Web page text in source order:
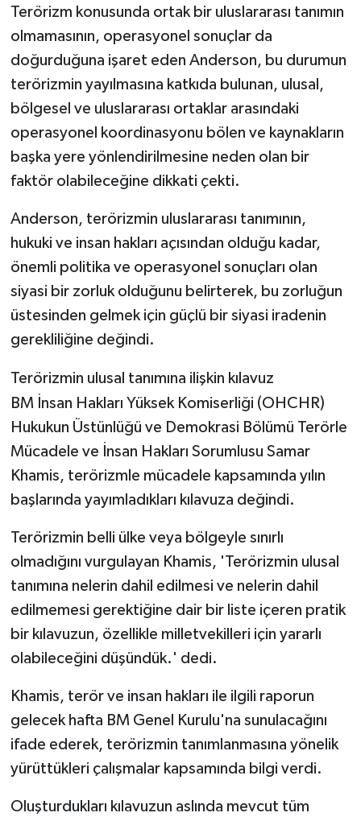
Terörizm konusunda ortak bir uluslararası tanımın
olmamasının, operasyonel sonuçlar da
doğurduğuna işaret eden Anderson, bu durumun
terörizmin yayılmasına katkıda bulunan, ulusal,
bölgesel ve uluslararası ortaklar arasındaki
operasyonel koordinasyonu bölen ve kaynakların
başka yere yönlendirilmesine neden olan bir
faktör olabileceğine dikkati çekti.
Anderson, terörizmin uluslararası tanımının,
hukuki ve insan hakları açısından olduğu kadar,
önemli politika ve operasyonel sonuçları olan
siyasi bir zorluk olduğunu belirterek, bu zorluğun
üstesinden gelmek için güçlü bir siyasi iradenin
gerekliliğine değindi.
Terörizmin ulusal tanımına ilişkin kılavuz
BM İnsan Hakları Yüksek Komiserliği (OHCHR)
Hukukun Üstünlüğü ve Demokrasi Bölümü Terörle
Mücadele ve İnsan Hakları Sorumlusu Samar
Khamis, terörizmle mücadele kapsamında yılın
başlarında yayımladıkları kılavuza değindi.
Terörizmin belli ülke veya bölgeyle sınırlı
olmadığını vurgulayan Khamis, 'Terörizmin ulusal
tanımına nelerin dahil edilmesi ve nelerin dahil
edilmemesi gerektiğine dair bir liste içeren pratik
bir kılavuzun, özellikle milletvekilleri için yararlı
olabileceğini düşündük.' dedi.
Khamis, terör ve insan hakları ile ilgili raporun
gelecek hafta BM Genel Kurulu'na sunulacağını
ifade ederek, terörizmin tanımlanmasına yönelik
yürüttükleri çalışmalar kapsamında bilgi verdi.
Oluşturdukları kılavuzun aslında mevcut tüm